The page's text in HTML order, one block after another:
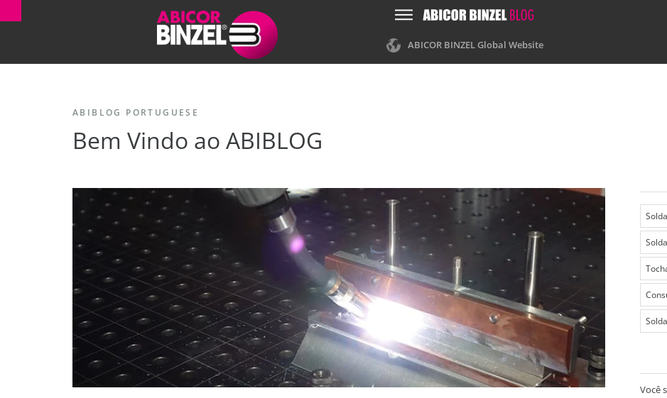
ABICOR BINZEL Global Website
ABIBLOG PORTUGUESE
Bem Vindo ao ABIBLOG
Você